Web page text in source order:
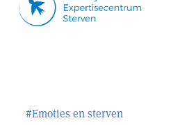
#Emoties en sterven